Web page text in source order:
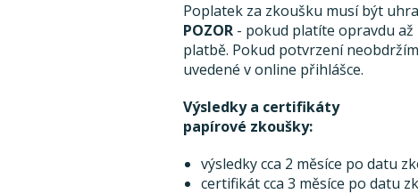
Poplatek za zkoušku musí být
POZOR- pokud platíte opravdu až
platbě. Pokud potvrzení
uvedené v online přihlášce.
Výsledky a certifikáty
papírové zkoušky:
výsledky cca 2 měsíce po datu
certifikát cca 3 měsíce po datu